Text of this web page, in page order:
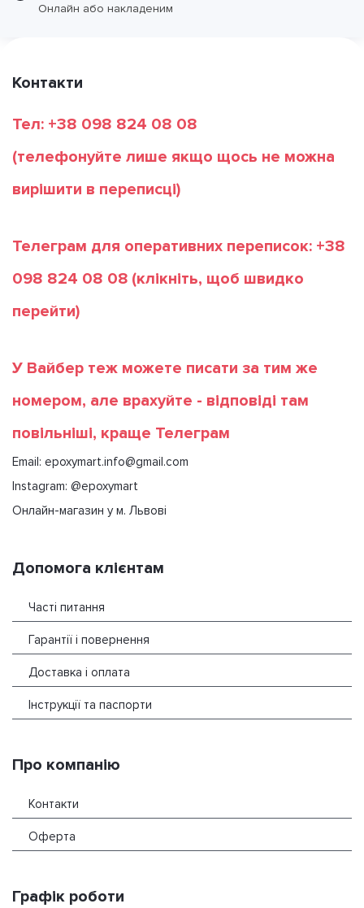
Онлайн або накладеним
Контакти
Тел: +38 098 824 08 08
(телефонуйте лише якщо щось не можна
вирішити в переписці)
Телеграм для оперативних переписок: +38
098 824 08 08 (клікніть, щоб швидко
перейти)
У Вайбер теж можете писати за тим же
номером, але врахуйте - відповіді там
повільніші, краще Телеграм
Email: epoxymart.info@gmail.com
Instagram: @epoxymart
Онлайн-магазин у м. Львові
Допомога клієнтам
Часті питання
Гарантії і повернення
Доставка і оплата
Інструкції та паспорти
Про компанію
Контакти
Оферта
Графік роботи